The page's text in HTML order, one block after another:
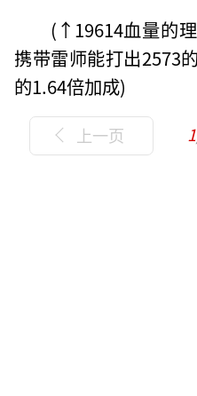
(↑19614血量的
携带雷师能打出2573
的1.64倍加成)
上一页 1